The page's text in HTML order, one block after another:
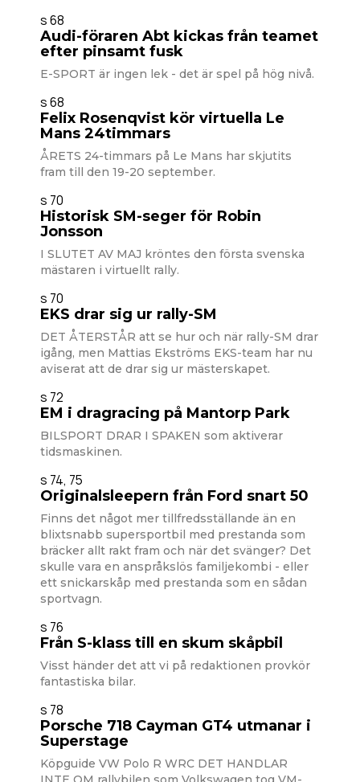
s 68
Audi-föraren Abt kickas från teamet
efter pinsamt fusk
E-SPORT är ingen lek - det är spel på hög nivå.
s 68
Felix Rosenqvist kör virtuella Le
Mans 24timmars
ÅRETS 24-timmars på Le Mans har skjutits
fram till den 19-20 september.
s 70
Historisk SM-seger för Robin
Jonsson
I SLUTET AV MAJ kröntes den första svenska
mästaren i virtuellt rally.
s 70
EKS drar sig ur rally-SM
DET ÅTERSTÅR att se hur och när rally-SM drar
igång, men Mattias Ekströms EKS-team har nu
aviserat att de drar sig ur mästerskapet.
s 72
EM i dragracing på Mantorp Park
BILSPORT DRAR I SPAKEN som aktiverar
tidsmaskinen.
s 74, 75
Originalsleepern från Ford snart 50
Finns det något mer tillfredsställande än en
blixtsnabb supersportbil med prestanda som
bräcker allt rakt fram och när det svänger? Det
skulle vara en anspråkslös familjekombi - eller
ett snickarskåp med prestanda som en sådan
sportvagn.
s 76
Från S-klass till en skum skåpbil
Visst händer det att vi på redaktionen provkör
fantastiska bilar.
s 78
Porsche 718 Cayman GT4 utmanar i
Superstage
Köpguide VW Polo R WRC DET HANDLAR